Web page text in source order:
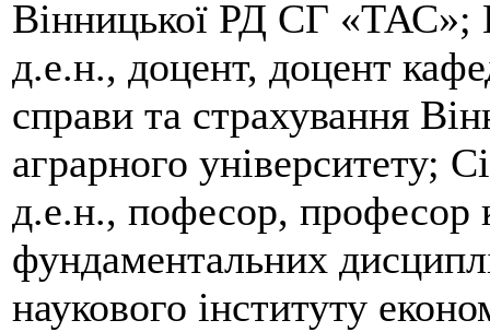
Вінницької РД СГ «ТАС»;
д.е.н., доцент, доцент
справи та страхування
аграрного університету;
д.е.н., пофесор, професор
фундаментальних
наукового інституту